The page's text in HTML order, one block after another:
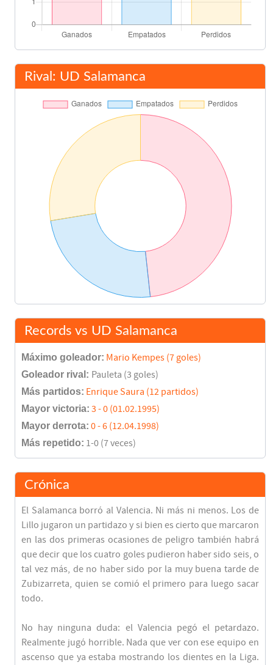
Claudio 71'
Stinga 73'
José Manuel Sietes
76'
Quiroga
Quico
Claudio
Del Solar
Final del partido 90'
Rival: UD Salamanca
Records vs UD Salamanca
Máximo goleador: Mario Kempes (7 goles)
Goleador rival: Pauleta (3 goles)
Más partidos: Enrique Saura (12 partidos)
Mayor victoria: 3 - 0 (01.02.1995)
Mayor derrota: 0 - 6 (12.04.1998)
Más repetido: 1-0 (7 veces)
Crónica
El Salamanca borró al Valencia. Ni más ni menos. Los de
Lillo jugaron un partidazo y si bien es cierto que marcaron
en las dos primeras ocasiones de peligro también habrá
que decir que los cuatro goles pudieron haber sido seis, o
tal vez más, de no haber sido por la muy buena tarde de
Zubizarreta, quien se comió el primero para luego sacar
todo.
No hay ninguna duda: el Valencia pegó el petardazo.
Realmente jugó horrible. Nada que ver con ese equipo en
ascenso que ya estaba mostrando los dientes en la Liga.